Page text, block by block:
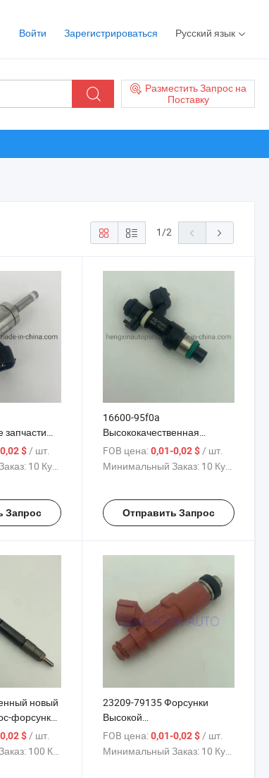
Войти Зарегистрироваться Русский язык
Разместить Запрос на
Поставку
1/2
Носик
$/ шт.
10 Куски
Запрос
16600-95f0a
Высококачественная
форсунка топливного
инжектора
FOB цена: 0,01-0,02 $/ шт.
Минимальный Заказ: 10 Куски
Отправить Запрос
новый
форсунка
$ / шт.
100 Куски
23209-79135 Форсунки
Высокой
Производительности 12
Отверстия 23250-75080
23209-79135 для Такомы 95-
FOB цена: 0,01-0,02 $ / шт.
Минимальный Заказ: 10 Куски